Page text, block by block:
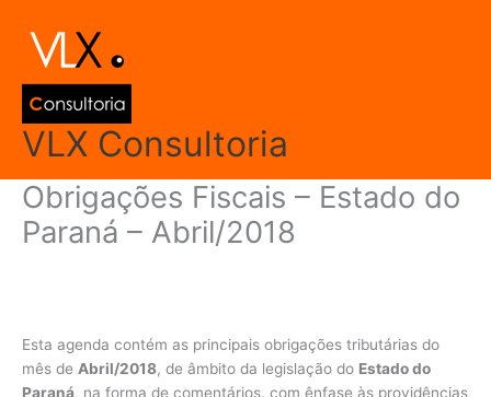
para
conteúdo
VLX Consultoria
Obrigações Fiscais – Estado do
Paraná – Abril/2018
Esta agenda contém as principais obrigações tributárias do
mês de Abril/2018, de âmbito da legislação do Estado do
Paraná, na forma de comentários, com ênfase às providências